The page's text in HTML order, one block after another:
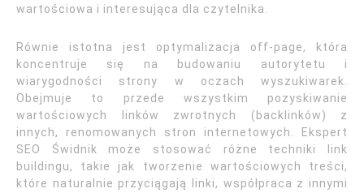
wartościowa i interesująca dla czytelnika.
Równie istotna jest optymalizacja off-page, która
koncentruje się na budowaniu autorytetu i
wiarygodności strony w oczach wyszukiwarek.
Obejmuje to przede wszystkim pozyskiwanie
wartościowych linków zwrotnych (backlinków) z
innych, renomowanych stron internetowych. Ekspert
SEO Świdnik może stosować różne techniki link
buildingu, takie jak tworzenie wartościowych treści,
które naturalnie przyciągają linki, współpraca z innymi